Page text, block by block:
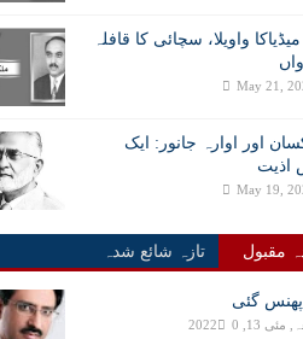
واویلا، سچائی کا قافلہ
May 21,
اور اوارہ جانور: ایک
اذیت
May 19,
مقبول تازہ شائع شدہ
گئی
13, 2022
0